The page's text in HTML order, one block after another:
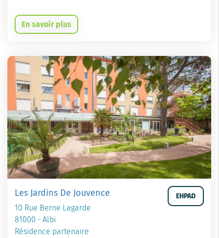
En savoir plus
Les Jardins De Jouvence
10 Rue Berne Lagarde
81000 - Albi
Résidence partenaire
EHPAD